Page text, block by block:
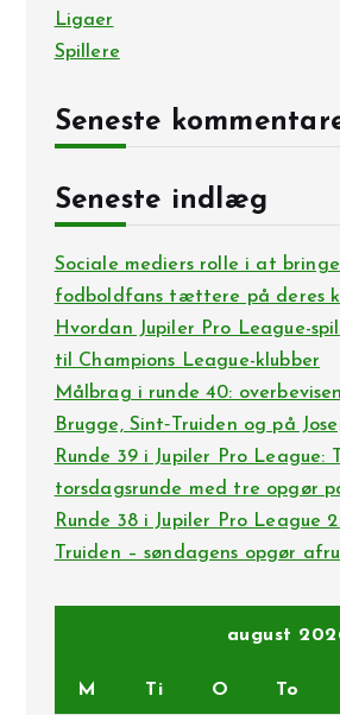
Ligaer
Spillere
Seneste
Seneste indlæg
Sociale mediers rolle i at
fodboldfans tættere på deres
Hvordan Jupiler Pro League-
til Champions League-klubber
Målbrag i runde 40:
Brugge, Sint‑Truiden og på
Runde 39 i Jupiler Pro
torsdagsrunde med tre opgør
Runde 38 i Jupiler Pro League
Truiden – søndagens opgør
august
M Ti O To